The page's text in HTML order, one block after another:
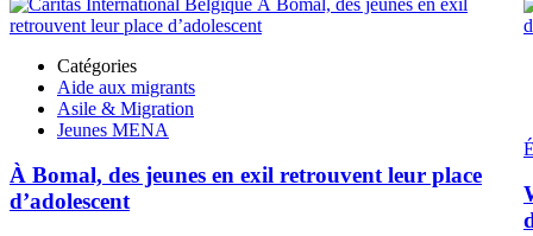
Catégories
Aide aux migrants
Asile & Migration
Jeunes MENA
À Bomal, des jeunes en exil retrouvent leur place
d’adolescent